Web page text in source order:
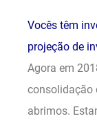
Vocês têm
projeção de
Agora em
consolidação
abrimos.